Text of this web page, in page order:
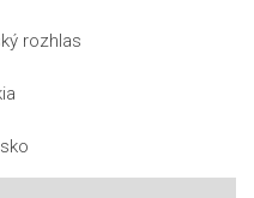
rozhlas